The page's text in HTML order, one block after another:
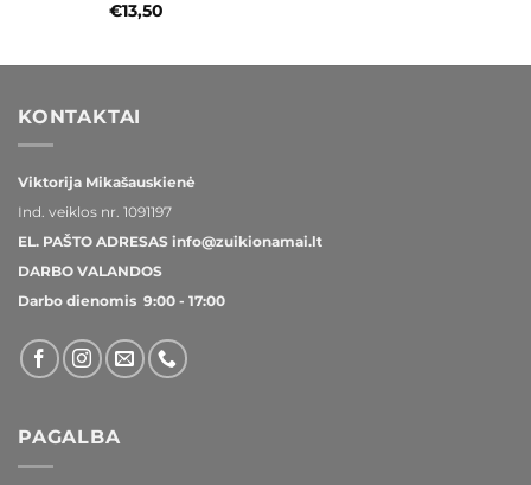
€13,50
KONTAKTAI
Viktorija Mikašauskienė
Ind. veiklos nr. 1091197
EL. PAŠTO ADRESAS info@zuikionamai.lt
DARBO VALANDOS
Darbo dienomis 9:00 - 17:00
PAGALBA